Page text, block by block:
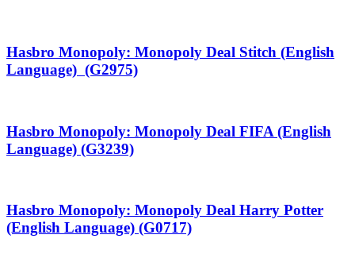
Hasbro Monopoly: Monopoly Deal Stitch (English
Language) (G2975)
Hasbro Monopoly: Monopoly Deal FIFA (English
Language) (G3239)
Hasbro Monopoly: Monopoly Deal Harry Potter
(English Language) (G0717)